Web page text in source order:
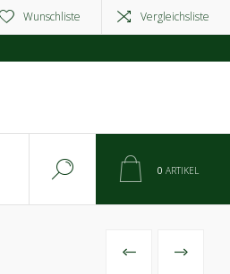
Wunschliste Vergleichsliste
0 ARTIKEL
VORHERIGES